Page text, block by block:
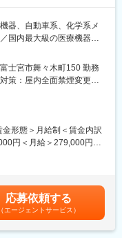
情によってリモートワー
着実に専門性を高めるこ
内の他の製造所との連携
ます。リモートワークと
ライフバランスを保ちな
す。
器、自動車系、化学系メ
国内最大級の医療機器メ
場】
から、病院用の体温計、
ディスポーザブル製品と
管断面画像装置や人工心
に関する幅広い製品ライ
・規制要求に沿って確実
セス、設計審査（デザイ
士宮市舞々木町150 勤務
策：屋内全面禁煙変更の
ーク含む）
形態＞月給制＜賃金内訳
円＜月給＞279,000円～
。月給(月額)は固定手当を
応募依頼する
（エージェントサービス）